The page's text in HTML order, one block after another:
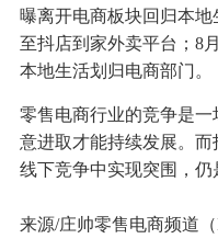
曝离开电商板块回归本
至抖店到家外卖平台；8
本地生活划归电商部门。
零售电商行业的竞争是
意进取才能持续发展。
线下竞争中实现突围，仍
来源/庄帅零售电商频道（